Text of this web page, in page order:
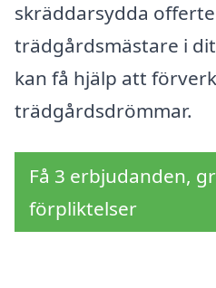
skräddarsydda
trädgårdsmästare i
kan få hjälp att
trädgårdsdrömmar.
Få 3 erbjudanden,
förpliktelser